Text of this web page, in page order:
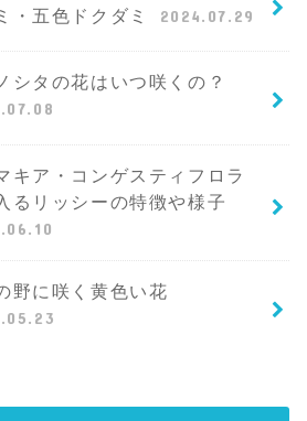
・五色ドクダミ
2024.07.29
シタの花はいつ咲くの？
キア・コンゲスティフロラ
るリッシーの特徴や様子
野に咲く黄色い花